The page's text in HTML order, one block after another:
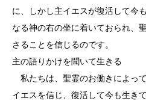
に、しかし主イエスが復活して今
なる神の右の坐に着いておられ、
さることを信じるのです。
主の語りかけを聞いて生きる
私たちは、聖霊のお働きによっ
イエスを信じ、復活して今も生き